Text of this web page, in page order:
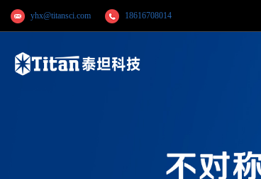
yhx@titansci.com 18616708014